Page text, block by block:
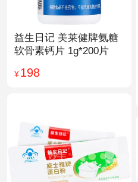
益生日记 美莱健牌氨糖
软骨素钙片 1g*200片
¥198